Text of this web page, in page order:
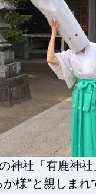
神社「有鹿神
様”と親しまれ